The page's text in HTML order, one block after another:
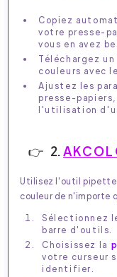
Copiez
votre presse-
vous en avez
Téléchargez
couleurs avec
Ajustez les
presse-
l'utilisation
2.
Utilisez l'outil pipette
couleur de n'importe
Sélectionnez
barre d'outils.
Choisissez la
votre curseur
identifier.